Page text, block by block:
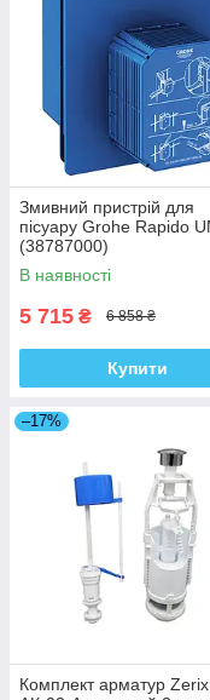
Змивний пристрій для
пісуару Grohe Rapido
(38787000)
В наявності
5 715 ₴ 6 858 ₴
Купити
–17%
Комплект арматур Zerix